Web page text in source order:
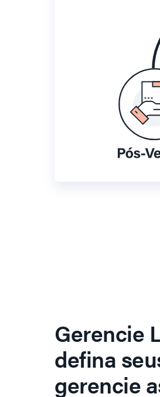
Gerencie
defina
gerencie